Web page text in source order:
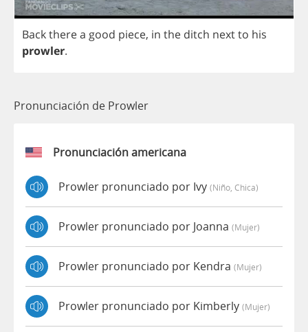
Backtherea good piece, in the ditch nextto his
prowler.
Pronunciación de Prowler
Pronunciación americana
Prowler pronunciado por Ivy (niño, Chica)
Prowler pronunciado por Joanna (mujer)
Prowler pronunciado por Kendra (mujer)
Prowler pronunciado por Kimberly (mujer)